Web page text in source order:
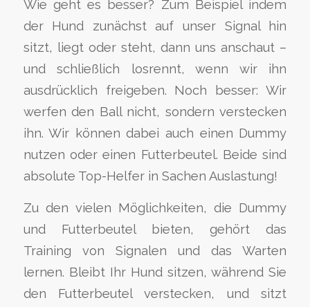
Wie geht es besser? Zum Beispiel indem
der Hund zunächst auf unser Signal hin
sitzt, liegt oder steht, dann uns anschaut –
und schließlich losrennt, wenn wir ihn
ausdrücklich freigeben. Noch besser: Wir
werfen den Ball nicht, sondern verstecken
ihn. Wir können dabei auch einen Dummy
nutzen oder einen Futterbeutel. Beide sind
absolute Top-Helfer in Sachen Auslastung!
Zu den vielen Möglichkeiten, die Dummy
und Futterbeutel bieten, gehört das
Training von Signalen und das Warten
lernen. Bleibt Ihr Hund sitzen, während Sie
den Futterbeutel verstecken, und sitzt